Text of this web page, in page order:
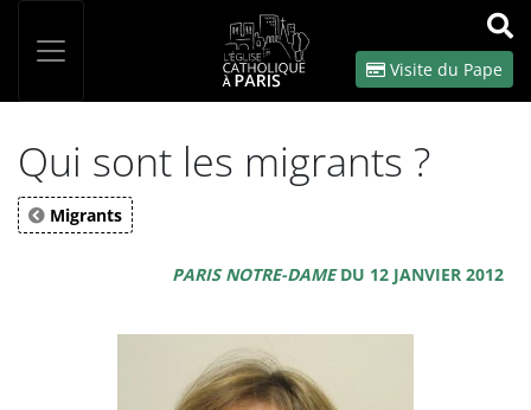
OK
Visite du Pape
Qui sont les migrants ?
Migrants
PARIS NOTRE-DAMEDU 12 JANVIER 2012
Panneau de gestion des cookies